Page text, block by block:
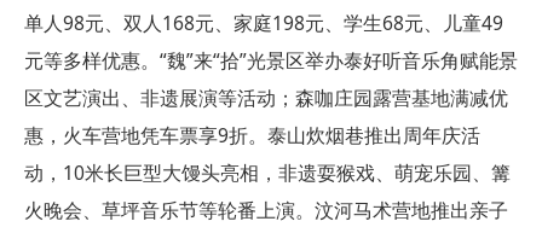
单人98元、双人168元、家庭198元、学生68元、儿童49
元等多样优惠。“魏”来“拾”光景区举办泰好听音乐角赋能景
区文艺演出、非遗展演等活动；森咖庄园露营基地满减优
惠，火车营地凭车票享9折。泰山炊烟巷推出周年庆活
动，10米长巨型大馒头亮相，非遗耍猴戏、萌宠乐园、篝
火晚会、草坪音乐节等轮番上演。汶河马术营地推出亲子